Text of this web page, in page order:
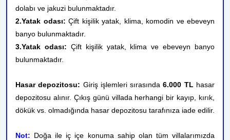
dolabı ve jakuzi bulunmaktadır.
2.Yatak odası: Çift kişilik yatak, klima, komodin ve ebeveyn
banyo bulunmaktadır.
3.Yatak odası: Çift kişilik yatak, klima ve ebeveyn banyo
bulunmaktadır.
Hasar depozitosu: Giriş işlemleri sırasında6.000 TL hasar
depozitosu alınır. Çıkış günü villada herhangi bir kayıp, kırık,
dökük vs. olmadığında hasar depozitosu tarafınıza iade edilir.
Not: Doğa ile iç içe konuma sahip olan tüm villalarımızda